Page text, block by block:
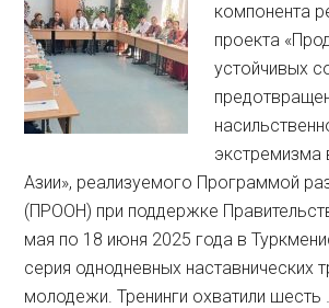
компонента
проекта
устойчивых
экстремизма
Азии», реализуемого Программой
(ПРООН) при поддержке
мая по 18 июня 2025 года в
серия однодневных наставнических
молодежи. Тренинги охватили шесть